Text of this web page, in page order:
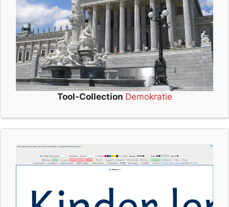
Tool-Collection Demokratie